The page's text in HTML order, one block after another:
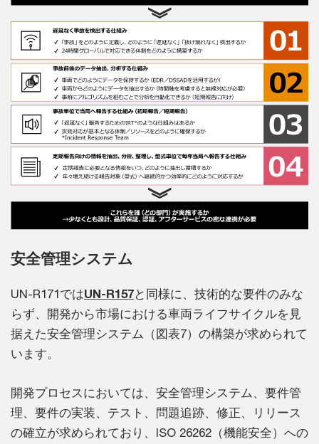
安全管理システム
UN-R171ではUN-R157と同様に、技術的な要件のみな
らず、開発から市場における車両ライフサイクルを見
据えた安全管理システム（図表7）の構築が求められて
います。
開発プロセスにおいては、安全管理システム、要件管
理、要件の実装、テスト、問題追跡、修正、リリース
の確立が求められており、ISO 26262（機能安全）への